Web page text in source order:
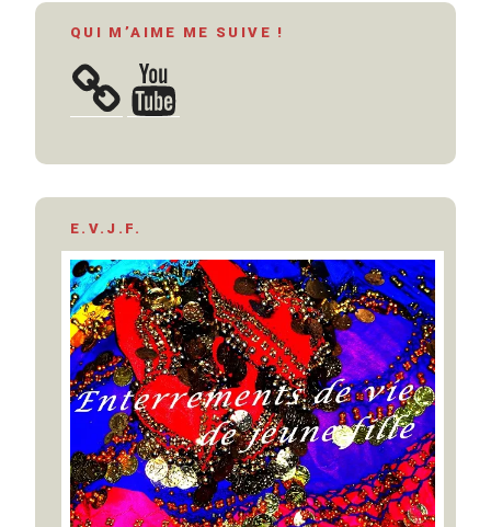
QUI M’AIME ME SUIVE !
YouTube
E.V.J.F.